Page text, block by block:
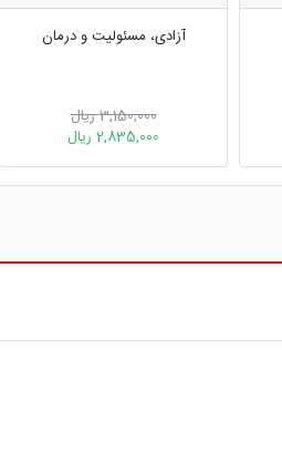
آزادی، مسئولیت و درمان
3,150,000 ریال
2,835,000 ریال